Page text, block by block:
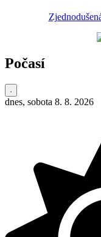
Počasí
dnes, sobota 8. 8. 2026